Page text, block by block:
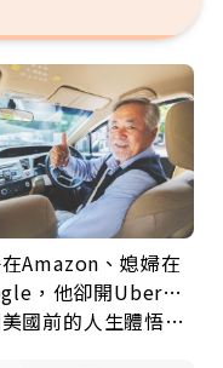
Amazon、媳婦在
，他卻開Uber…
國前的人生體悟：